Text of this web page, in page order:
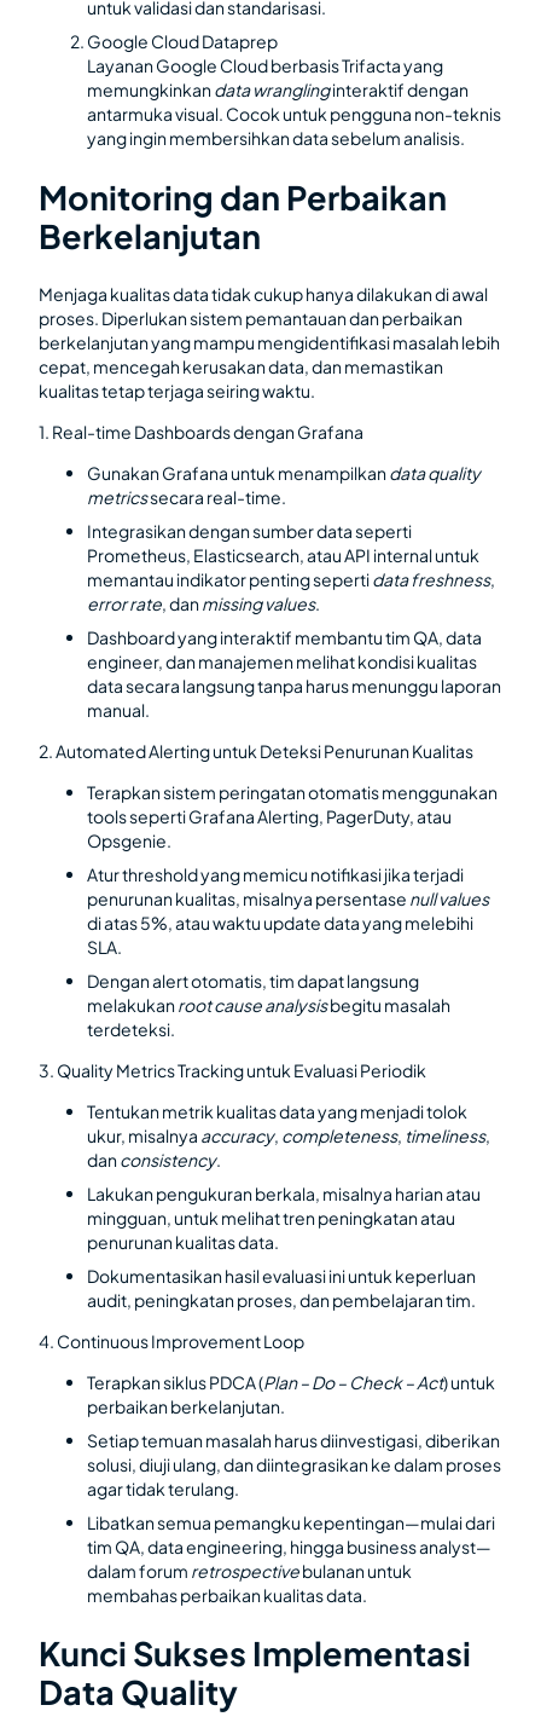
untuk validasi dan standarisasi.
Google Cloud Dataprep
Layanan Google Cloud berbasis Trifacta yang
memungkinkandata wranglinginteraktif dengan
antarmuka visual. Cocok untuk pengguna non-teknis
yang ingin membersihkan data sebelum analisis.
Monitoring dan Perbaikan
Berkelanjutan
Menjaga kualitas data tidak cukup hanya dilakukan di awal
proses. Diperlukan sistem pemantauan dan perbaikan
berkelanjutan yang mampu mengidentifikasi masalah lebih
cepat, mencegah kerusakan data, dan memastikan
kualitas tetap terjaga seiring waktu.
1. Real-time Dashboards dengan Grafana
Gunakan Grafana untuk menampilkandata quality
metricssecara real-time.
Integrasikan dengan sumber data seperti
Prometheus, Elasticsearch, atau API internal untuk
memantau indikator penting sepertidata freshness,
error rate, danmissing values.
Dashboard yang interaktif membantu tim QA, data
engineer, dan manajemen melihat kondisi kualitas
data secara langsung tanpa harus menunggu laporan
manual.
2. Automated Alerting untuk Deteksi Penurunan Kualitas
Terapkan sistem peringatan otomatis menggunakan
tools seperti Grafana Alerting, PagerDuty, atau
Opsgenie.
Atur threshold yang memicu notifikasi jika terjadi
penurunan kualitas, misalnya persentase null values
di atas 5%, atau waktu update data yang melebihi
SLA.
Dengan alert otomatis, tim dapat langsung
melakukanroot cause analysisbegitu masalah
terdeteksi.
3. Quality Metrics Tracking untuk Evaluasi Periodik
Tentukan metrik kualitas data yang menjadi tolok
ukur, misalnya accuracy, completeness, timeliness,
danconsistency.
Lakukan pengukuran berkala, misalnya harian atau
mingguan, untuk melihat tren peningkatan atau
penurunan kualitas data.
Dokumentasikan hasil evaluasi ini untuk keperluan
audit, peningkatan proses, dan pembelajaran tim.
4. Continuous Improvement Loop
Terapkan siklus PDCA (Plan – Do – Check – Act) untuk
perbaikan berkelanjutan.
Setiap temuan masalah harus diinvestigasi, diberikan
solusi, diuji ulang, dan diintegrasikan ke dalam proses
agar tidak terulang.
Libatkan semua pemangku kepentingan—mulai dari
tim QA, data engineering, hingga business analyst—
dalam forum retrospectivebulanan untuk
membahas perbaikan kualitas data.
Kunci Sukses Implementasi
Data Quality